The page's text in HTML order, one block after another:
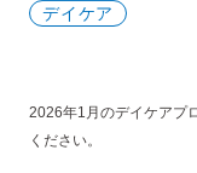
デイケア
2026年1月のデイケアプ
ください。